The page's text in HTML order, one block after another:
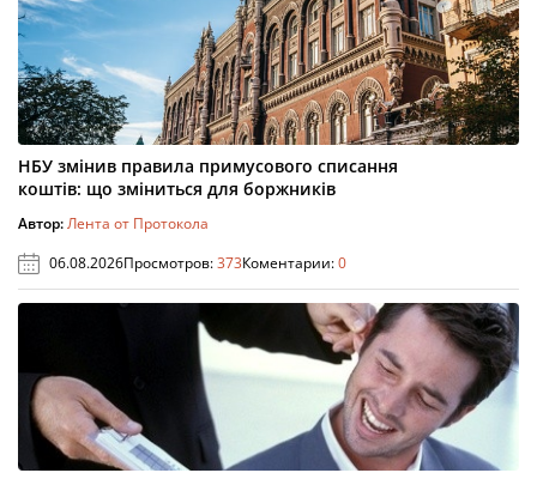
НБУ змінив правила примусового списання
коштів: що зміниться для боржників
Автор:Лента от Протокола
06.08.2026Просмотров:373Коментарии:0